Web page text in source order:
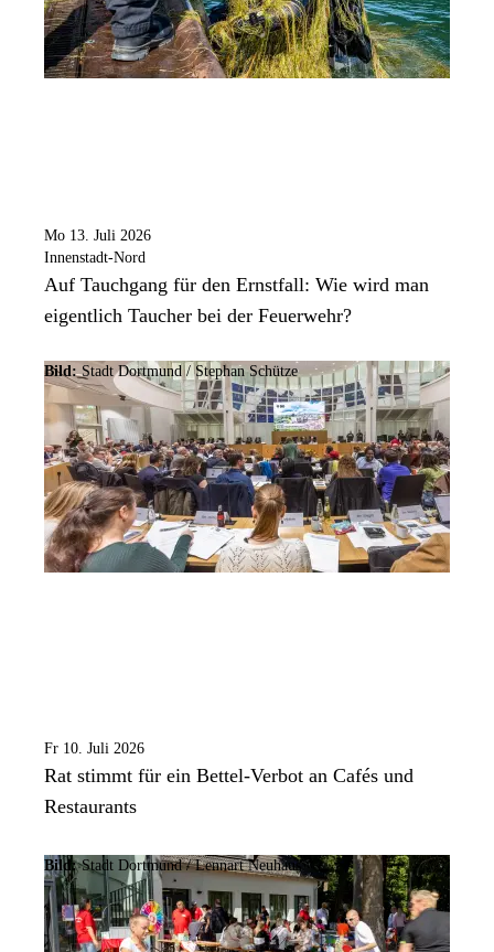
Mo 13. Juli 2026
Innenstadt-Nord
Auf Tauchgang für den Ernstfall: Wie wird man
eigentlich Taucher bei der Feuerwehr?
Bild:Stadt Dortmund / Stephan Schütze
Fr 10. Juli 2026
Rat stimmt für ein Bettel-Verbot an Cafés und
Restaurants
Bild:Stadt Dortmund /Lennart Neuhaus